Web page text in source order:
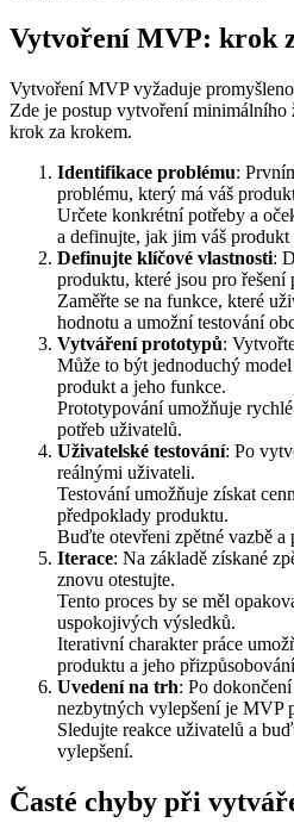
Vytvoření MVP: krok
Vytvoření MVP vyžaduje
Zde je postup vytvoření minimálního
krok za krokem.
Identifikace problému:
problému, který má váš
Určete konkrétní potřeby a
a definujte, jak jim váš produkt
Definujte klíčové vlastnosti:
produktu, které jsou pro řešení
Zaměřte se na funkce, které
hodnotu a umožní testování
Vytváření prototypů:
Může to být jednoduchý
produkt a jeho funkce.
Prototypování umožňuje
potřeb uživatelů.
Uživatelské testování: Po
reálnými uživateli.
Testování umožňuje získat
předpoklady produktu.
Buďte otevřeni zpětné vazbě a
Iterace: Na základě získané
znovu otestujte.
Tento proces by se měl
uspokojivých výsledků.
Iterativní charakter práce
produktu a jeho
Uvedení na trh: Po
nezbytných vylepšení je MVP
Sledujte reakce uživatelů a
vylepšení.
Časté chyby při